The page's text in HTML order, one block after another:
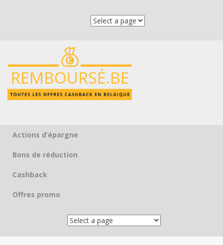
Skip to content
Actions d’épargne
Bons de réduction
Cashback
Offres promo